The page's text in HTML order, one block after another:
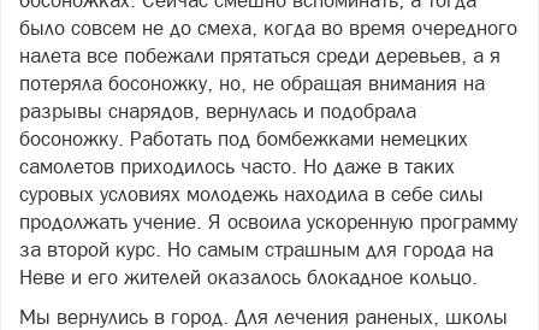
было совсем не до смеха, когда во время очередного
налета все побежали прятаться среди деревьев, а я
потеряла босоножку, но, не обращая внимания на
разрывы снарядов, вернулась и подобрала
босоножку. Работать под бомбежками немецких
самолетов приходилось часто. Но даже в таких
суровых условиях молодежь находила в себе силы
продолжать учение. Я освоила ускоренную программу
за второй курс. Но самым страшным для города на
Неве и его жителей оказалось блокадное кольцо.
Мы вернулись в город. Для лечения раненых, школы